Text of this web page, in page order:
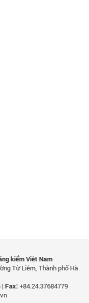
kiểm Việt Nam
Từ Liêm, Thành phố Hà
| Fax: +84.24.37684779